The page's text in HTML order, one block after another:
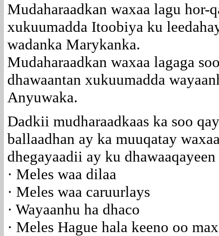
Mudaharaadkan waxaa lagu hor-
xukuumadda Itoobiya ku
wadanka Marykanka.
Mudaharaadkan waxaa lagaga
dhawaantan xukuumadda
Anyuwaka.
Dadkii mudharaadkaas ka soo
ballaadhan ay ka muuqatay
dhegayaadii ay ku dhawaaqayeen
· Meles waa dilaa
· Meles waa caruurlays
· Wayaanhu ha dhaco
· Meles Hague hala keeno oo